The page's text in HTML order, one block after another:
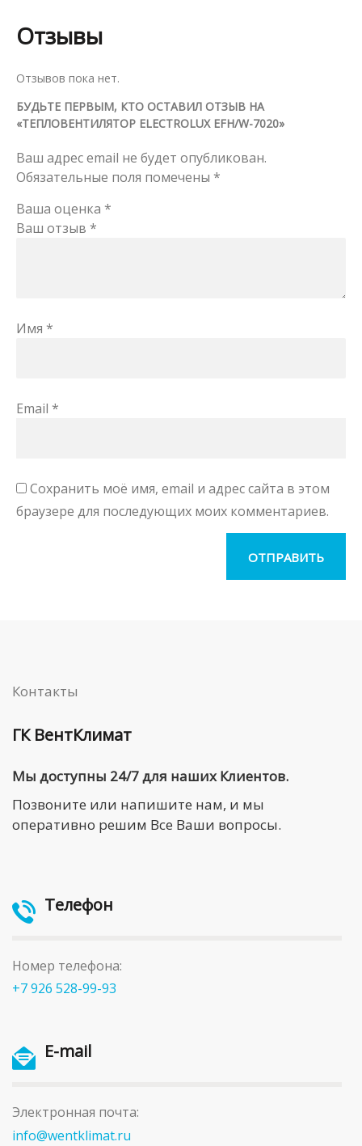
Отзывы
Отзывов пока нет.
БУДЬТЕ ПЕРВЫМ, КТО ОСТАВИЛ ОТЗЫВ НА
«ТЕПЛОВЕНТИЛЯТОР ELECTROLUX EFH/W-7020»
Ваш адрес email не будет опубликован.
Обязательные поля помечены *
Ваша оценка *
Ваш отзыв *
Имя *
Email *
Сохранить моё имя, email и адрес сайта в этом
браузере для последующих моих комментариев.
Контакты
ГК ВентКлимат
Мы доступны 24/7 для наших Клиентов.
Позвоните или напишите нам, и мы
оперативно решим Все Ваши вопросы.
Телефон
Номер телефона:
+7 926 528-99-93
E-mail
Электронная почта:
info@wentklimat.ru